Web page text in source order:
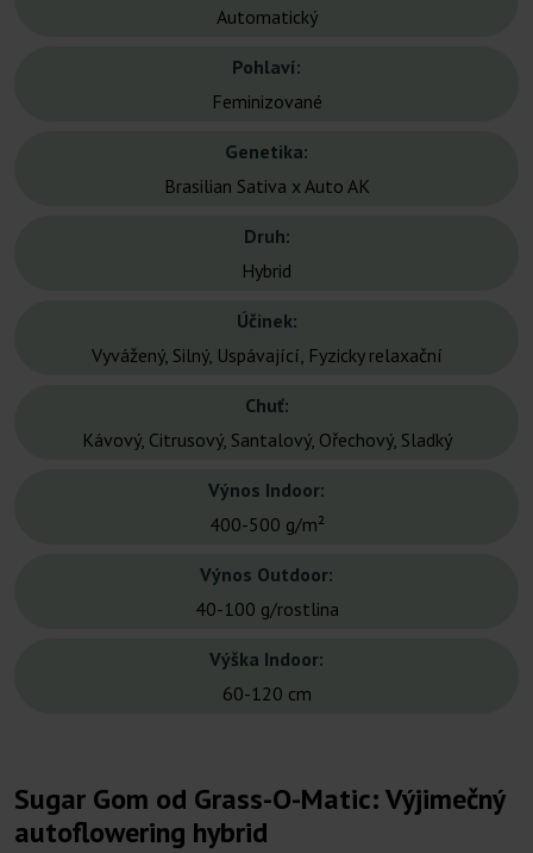
Automatický
Pohlaví:
Feminizované
Genetika:
Brasilian Sativa x Auto AK
Druh:
Hybrid
Účinek:
Vyvážený, Silný, Uspávající, Fyzicky relaxační
Chuť:
Kávový, Citrusový, Santalový, Ořechový, Sladký
Výnos Indoor:
400-500 g/m²
Výnos Outdoor:
40-100 g/rostlina
Výška Indoor:
60-120 cm
Sugar Gom od Grass-O-Matic: Výjimečný
autoflowering hybrid